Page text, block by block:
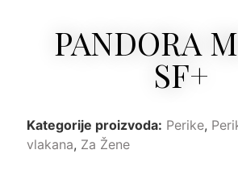
PANDORA
SF+
Kategorije proizvoda: Perike,
vlakana, Za Žene